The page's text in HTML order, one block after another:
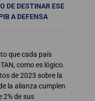
DE DESTINAR ESE
A DEFENSA
que cada país
como es lógico.
de 2023 sobre la
la alianza cumplen
2% de sus